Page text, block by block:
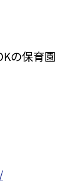
の保育園